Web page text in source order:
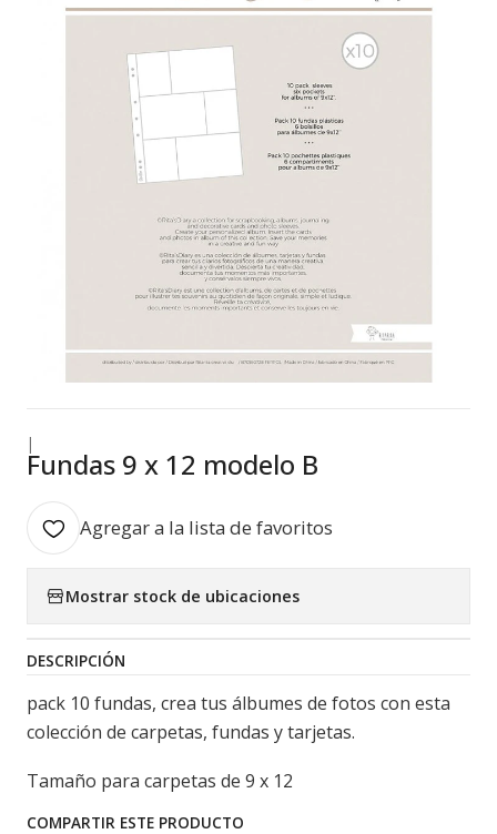
|
Fundas 9 x 12 modelo B
Agregar a la lista de favoritos
Mostrar stock de ubicaciones
DESCRIPCIÓN
pack 10 fundas, crea tus álbumes de fotos con esta
colección de carpetas, fundas y tarjetas.
Tamaño para carpetas de 9 x 12
COMPARTIR ESTE PRODUCTO